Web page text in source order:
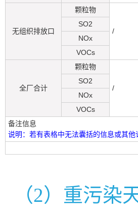
无组织排放口
颗粒物
/
SO2
NOx
VOCs
全厂合计
颗粒物
/
SO2
NOx
VOCs
备注信息
说明：若有表格中无法囊括的信息或其
（2）重污染